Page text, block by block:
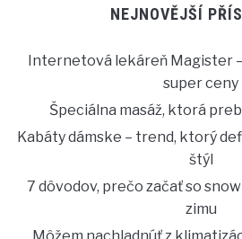
NEJNOVĚJŠÍ
Internetová lekáreň Magister
super ceny
Špeciálna masáž, ktorá
Kabáty dámske – trend, ktorý
štýl
7 dôvodov, prečo začať so
zimu